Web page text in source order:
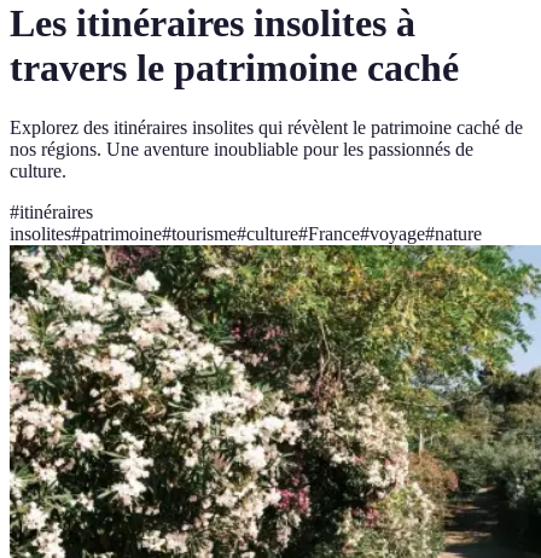
Les itinéraires insolites à
travers le patrimoine caché
Explorez des itinéraires insolites qui révèlent le patrimoine caché de
nos régions. Une aventure inoubliable pour les passionnés de
culture.
#itinéraires
insolites#patrimoine#tourisme#culture#France#voyage#nature